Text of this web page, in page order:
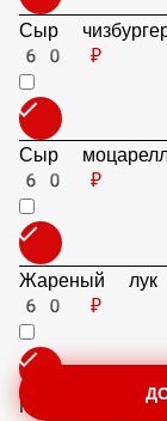
Сыр чизбургер
60 ₽
Сыр моцарелла
60 ₽
Жареный лук
60 ₽